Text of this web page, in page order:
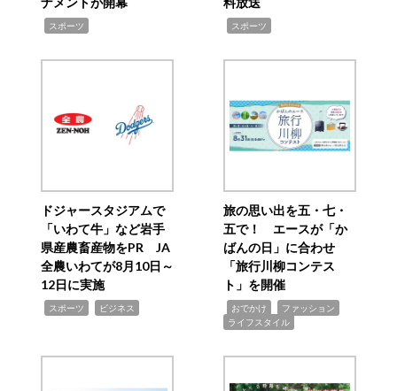
スポーツ スポーツ
ドジャースタジアムで
「いわて牛」など岩手
県産農畜産物をPR JA
全農いわてが8月10日～
12日に実施
スポーツ ビジネス
旅の思い出を五・七・
五で！ エースが「か
ばんの日」に合わせ
「旅行川柳コンテス
ト」を開催
おでかけ ファッション
ライフスタイル